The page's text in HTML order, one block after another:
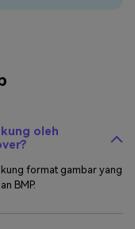
oleh
format gambar yang
BMP.